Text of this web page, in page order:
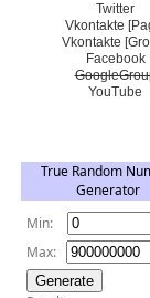
Twitter
Vkontakte
Vkontakte
Facebook
YouTube